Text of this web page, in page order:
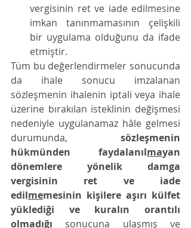
vergisinin ret ve iade edilmesine
imkan tanınmamasının çelişkili
bir uygulama olduğunu da ifade
etmiştir.
Tüm bu değerlendirmeler sonucunda
da ihale sonucu imzalanan
sözleşmenin ihalenin iptali veya ihale
üzerine bırakılan isteklinin değişmesi
nedeniyle uygulanamaz hâle gelmesi
durumunda, sözleşmenin
hükmünden faydalanılmayan
dönemlere yönelik damga
vergisinin ret ve iade
edilmemesinin kişilere aşırı külfet
yüklediği ve kuralın orantılı
olmadığı sonucuna ulaşmış ve